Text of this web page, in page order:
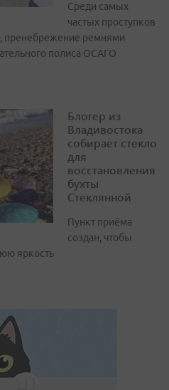
Среди самых
частых проступков
пренебрежение ремнями
полиса ОСАГО
Блогер из
Владивостока
собирает стекло
для
восстановления
бухты
Стеклянной
Пункт приёма
создан, чтобы
яркость